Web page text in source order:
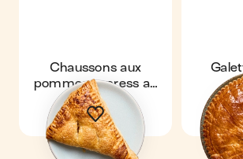
Chaussons aux
pommes express au
air-fryer